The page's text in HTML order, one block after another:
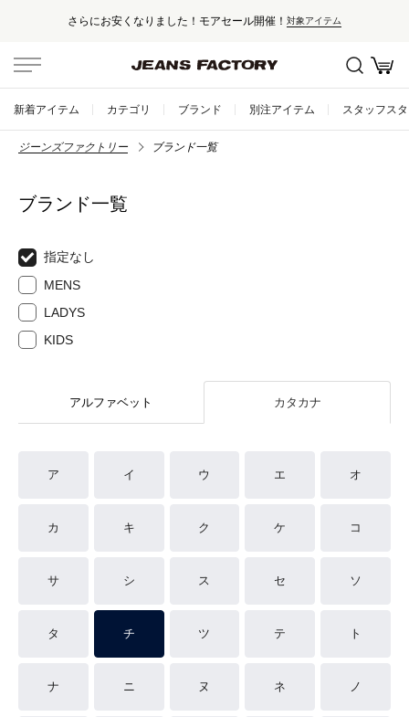
さらにお安くなりました！モアセール開催！ 対象アイテム
新着アイテム カテゴリ ブランド 別注アイテム スタッフス
ジーンズファクトリー ブランド一覧
ブランド一覧
指定なし
MENS
LADYS
KIDS
アルファベット カタカナ
ア イ ウ エ オ
カ キ ク ケ コ
サ シ ス セ ソ
タ チ ツ テ ト
ナ ニ ヌ ネ ノ